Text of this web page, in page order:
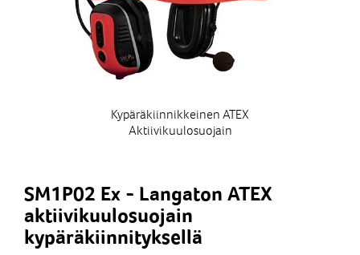
Kypäräkiinnikkeinen ATEX
Aktiivikuulosuojain
SM1P02 Ex - Langaton ATEX
aktiivikuulosuojain
kypäräkiinnityksellä